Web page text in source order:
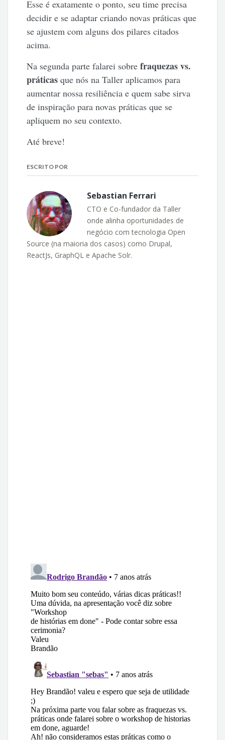
Esse é exatamente o ponto, seu time precisa
decidir e se adaptar criando novas práticas que
se ajustem com alguns dos pilares citados
acima.
Na segunda parte falarei sobrefraquezas vs.
práticas que nós na Taller aplicamos para
aumentar nossa resiliência e quem sabe sirva
de inspiração para novas práticas que se
apliquem no seu contexto.
Até breve!
ESCRITO POR
Sebastian Ferrari
CTO e Co-fundador da Taller
onde alinha oportunidades de
negócio com tecnologia Open
Source (na maioria dos casos) como Drupal,
ReactJs, GraphQL e Apache Solr.